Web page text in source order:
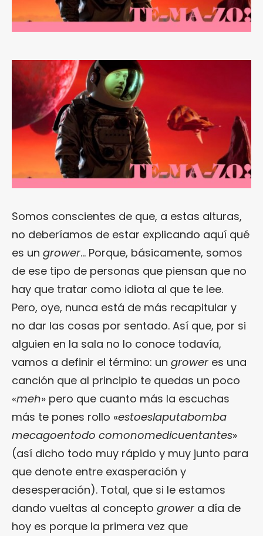
Somos conscientes de que, a estas alturas,
no deberíamos de estar explicando aquí qué
es un grower… Porque, básicamente, somos
de ese tipo de personas que piensan que no
hay que tratar como idiota al que te lee.
Pero, oye, nunca está de más recapitular y
no dar las cosas por sentado. Así que, por si
alguien en la sala no lo conoce todavía,
vamos a definir el término: un grower es una
canción que al principio te quedas un poco
«meh» pero que cuanto más la escuchas
más te pones rollo «estoeslaputabomba
mecagoentodo comonomedicuentantes»
(así dicho todo muy rápido y muy junto para
que denote entre exasperación y
desesperación). Total, que si le estamos
dando vueltas al concepto grower a día de
hoy es porque la primera vez que